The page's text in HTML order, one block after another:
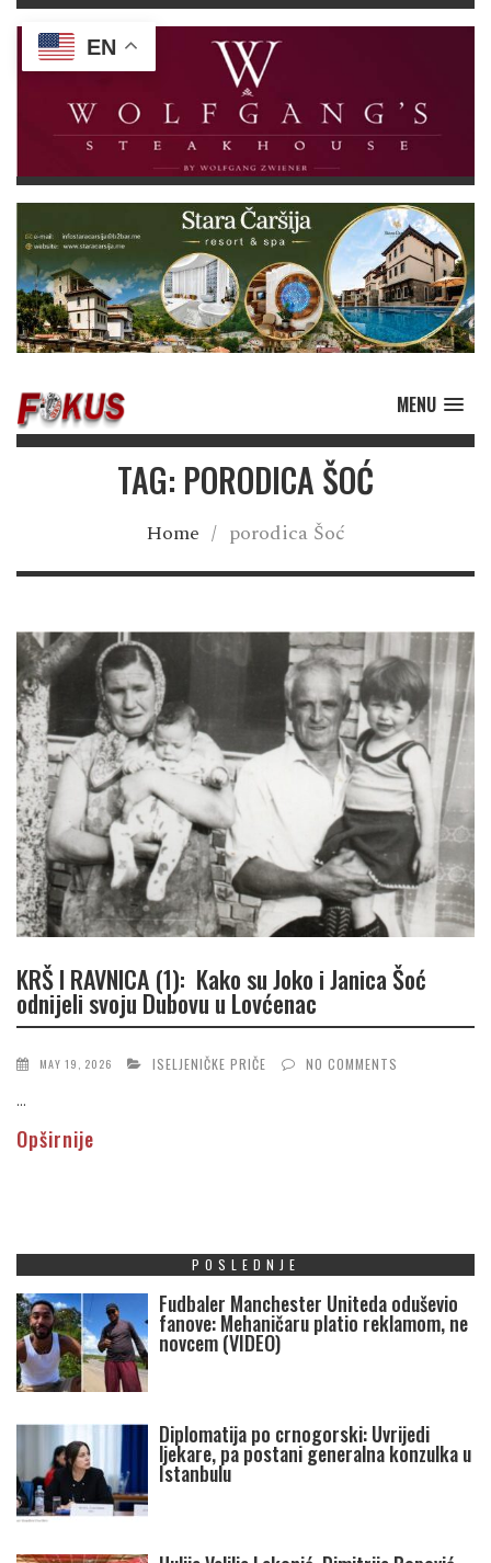
MENU
TAG: PORODICA ŠOĆ
Home / porodica Šoć
KRŠ I RAVNICA (1): Kako su Joko i Janica Šoć
odnijeli svoju Dubovu u Lovćenac
MAY 19, 2026 ISELJENIČKE PRIČE NO COMMENTS
...
Opširnije
POSLEDNJE
Fudbaler Manchester Uniteda oduševio
fanove: Mehaničaru platio reklamom, ne
novcem (VIDEO)
Diplomatija po crnogorski: Uvrijedi
ljekare, pa postani generalna konzulka u
Istanbulu
EN